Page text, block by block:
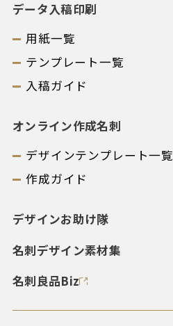
データ入稿印刷
用紙一覧
テンプレート一覧
入稿ガイド
オンライン作成名刺
デザインテンプレート一覧
作成ガイド
デザインお助け隊
名刺デザイン素材集
名刺良品Biz